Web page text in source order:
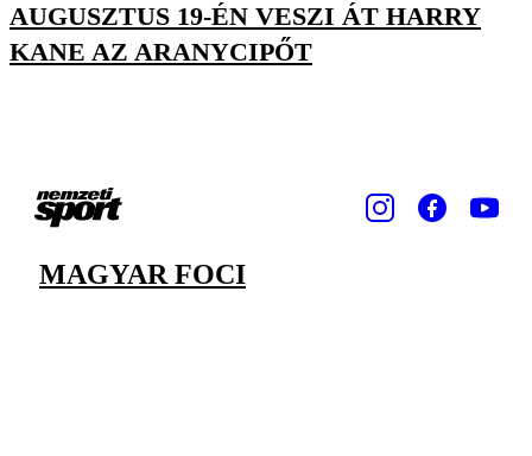
AUGUSZTUS 19-ÉN VESZI ÁT HARRY
KANE AZ ARANYCIPŐT
MAGYAR FOCI